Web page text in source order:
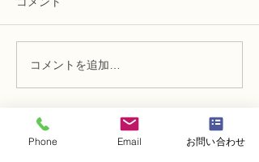
N FＤ資格検定3級レッス
ン「丸い花束」
コメントを追加…
・ 体験レッスンコース
Phone Email お問い合わせ